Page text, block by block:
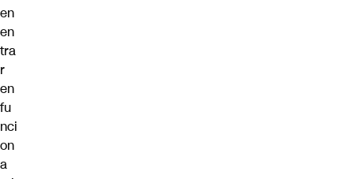
en
en
tra
r
en
fu
nci
on
a